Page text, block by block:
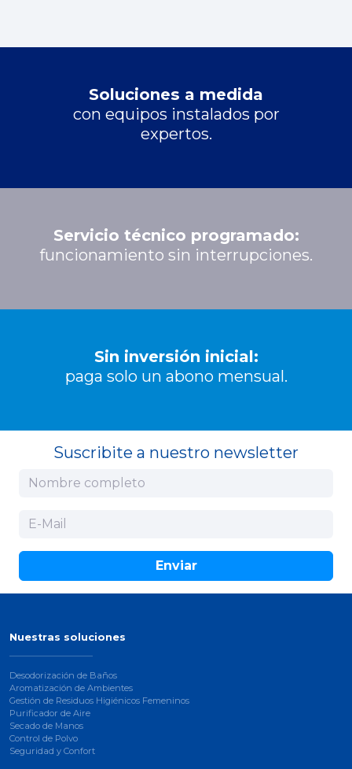
Soluciones a medida
con equipos instalados por
expertos.
Servicio técnico programado:
funcionamiento sin interrupciones.
Sin inversión inicial:
paga solo un abono mensual.
Suscribite a nuestro newsletter
Enviar
Nuestras soluciones
Desodorización de Baños
Aromatización de Ambientes
Gestión de Residuos Higiénicos Femeninos
Purificador de Aire
Secado de Manos
Control de Polvo
Seguridad y Confort